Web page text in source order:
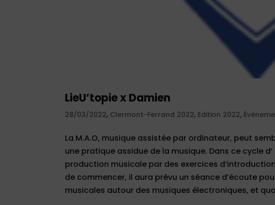
LieU’topie x Damien
28/03/2022, Clermont-Ferrand 2022, Edition 2022,
La M.A.O, musique assistée par ordinateur, peut
une pratique assidue de la musique. Dans ce cycle
production musicale par des exercices
de commencer, il aura prévu un séance d’écoute
musicales autour des musiques électroniques, et